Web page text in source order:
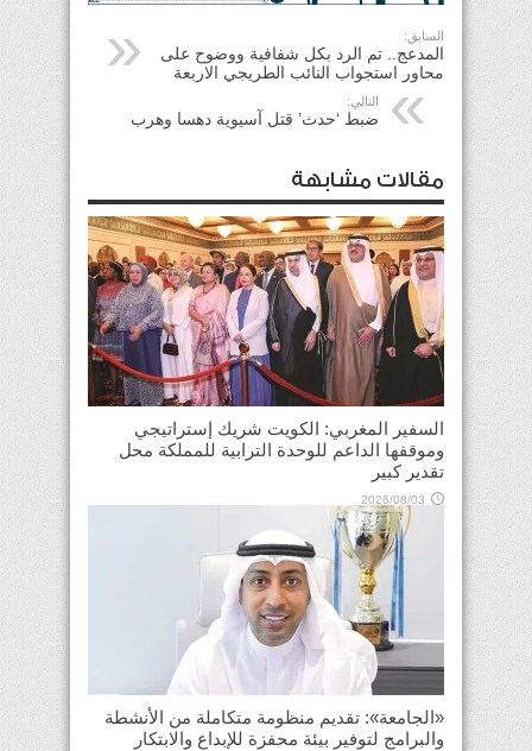
السابق:
المدعج.. تم الرد بكل شفافية ووضوح على
محاور استجواب النائب الطريجي الاربعة
التالي:
ضبط ‘حدث’ قتل آسيوية دهسا وهرب
مقالات مشابهة
السفير المغربي: الكويت شريك إستراتيجي
وموقفها الداعم للوحدة الترابية للمملكة محل
تقدير كبير
2026/08/03
«الجامعة»: تقديم منظومة متكاملة من الأنشطة
والبرامج لتوفير بيئة محفزة للإبداع والابتكار